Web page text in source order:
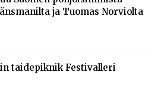
ja Tuomas Norviolta
taidepiknik Festivalleri